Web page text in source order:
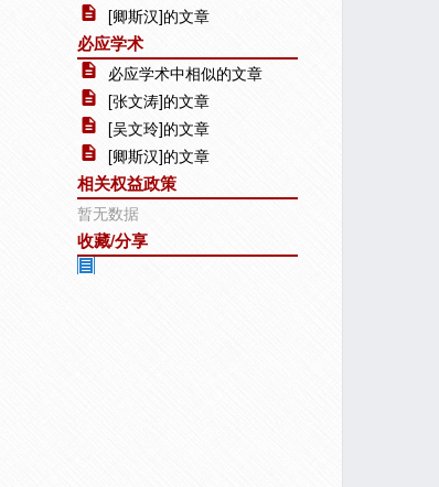
[卿斯汉]的文章
必应学术
必应学术中相似的文章
[张文涛]的文章
[吴文玲]的文章
[卿斯汉]的文章
相关权益政策
暂无数据
收藏/分享